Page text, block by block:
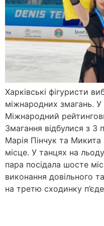
Харківські фігуристи
міжнародних змагань.
Міжнародний
Змагання відбулися з 3
Марія Пінчук та
місце. У танцях на
пара посідала шосте
виконання довільного
на третю сходинку